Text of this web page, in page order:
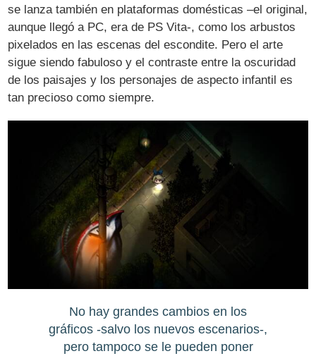
se lanza también en plataformas domésticas –el original,
aunque llegó a PC, era de PS Vita-, como los arbustos
pixelados en las escenas del escondite. Pero el arte
sigue siendo fabuloso y el contraste entre la oscuridad
de los paisajes y los personajes de aspecto infantil es
tan precioso como siempre.
No hay grandes cambios en los
gráficos -salvo los nuevos escenarios-,
pero tampoco se le pueden poner